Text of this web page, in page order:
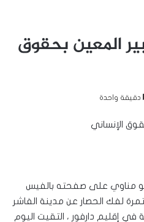
المعين بحقوق
دقيقة واحدة
الإنساني
مناوي على صفحته بالفيس
لفك الحصار عن مدينة الفاشر
في إقليم دارفور ، التقيت اليوم